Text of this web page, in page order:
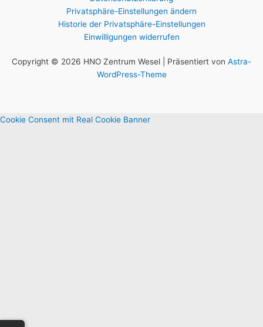
Privatsphäre-Einstellungen ändern
Historie der Privatsphäre-Einstellungen
Einwilligungen widerrufen
Copyright © 2026 HNO Zentrum Wesel | Präsentiert von Astra-
WordPress-Theme
Cookie Consent mit Real Cookie Banner